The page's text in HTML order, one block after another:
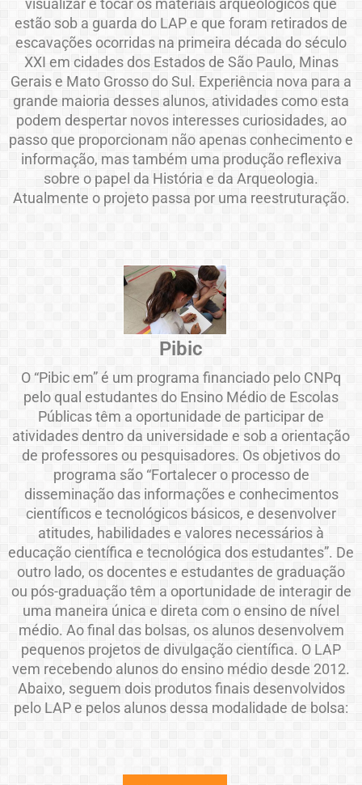
visualizar e tocar os materiais arqueológicos que
estão sob a guarda do LAP e que foram retirados de
escavações ocorridas na primeira década do século
XXI em cidades dos Estados de São Paulo, Minas
Gerais e Mato Grosso do Sul. Experiência nova para a
grande maioria desses alunos, atividades como esta
podem despertar novos interesses curiosidades, ao
passo que proporcionam não apenas conhecimento e
informação, mas também uma produção reflexiva
sobre o papel da História e da Arqueologia.
Atualmente o projeto passa por uma reestruturação.
Pibic
O “Pibic em” é um programa financiado pelo CNPq
pelo qual estudantes do Ensino Médio de Escolas
Públicas têm a oportunidade de participar de
atividades dentro da universidade e sob a orientação
de professores ou pesquisadores. Os objetivos do
programa são “Fortalecer o processo de
disseminação das informações e conhecimentos
científicos e tecnológicos básicos, e desenvolver
atitudes, habilidades e valores necessários à
educação científica e tecnológica dos estudantes”. De
outro lado, os docentes e estudantes de graduação
ou pós-graduação têm a oportunidade de interagir de
uma maneira única e direta com o ensino de nível
médio. Ao final das bolsas, os alunos desenvolvem
pequenos projetos de divulgação científica. O LAP
vem recebendo alunos do ensino médio desde 2012.
Abaixo, seguem dois produtos finais desenvolvidos
pelo LAP e pelos alunos dessa modalidade de bolsa: